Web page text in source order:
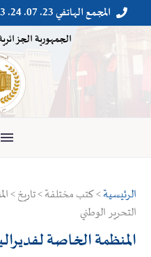

 المجمع الهاتفي 23. 07. 24. 023
الجمهورية
الرئيسية> كتب مختلفة > تاريخ >
التحرير الوطني
المنظمة الخاصة